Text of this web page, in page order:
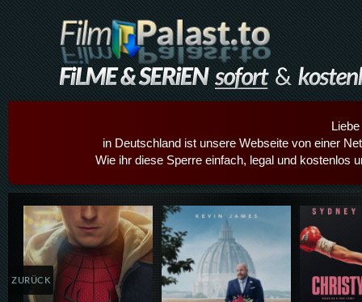
in Deutschland ist unsere Webseite von einer
Wie ihr diese Sperre einfach, legal und kostenlos
Details,Play Details,Play
ZURÜCK